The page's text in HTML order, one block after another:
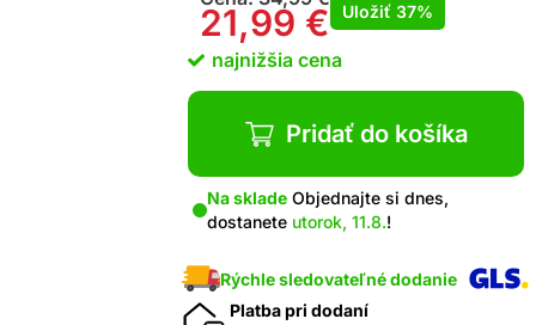
21,99 € Uložiť 37%
najnižšia cena
Pridať do košíka
Na sklade Objednajte si dnes,
dostanete utorok, 11.8.!
Rýchle sledovateľné dodanie
Platba pri dodaní